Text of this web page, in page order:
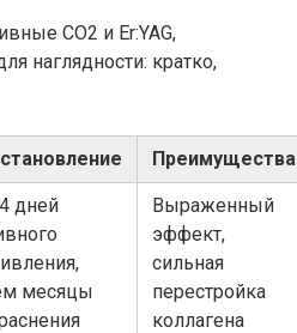
CO2 и Er:YAG,
наглядности: кратко,
Преимущества
дней
месяцы
Выраженный
эффект,
сильная
перестройка
коллагена